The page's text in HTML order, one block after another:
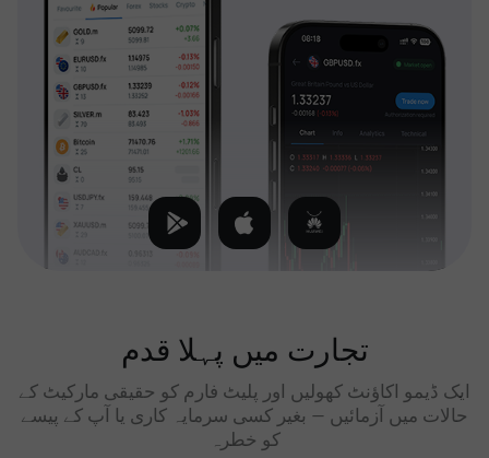
تجارت میں پہلا قدم
ایک ڈیمو اکاؤنٹ کھولیں اور پلیٹ فارم کو حقیقی مارکیٹ کے
حالات میں آزمائیں — بغیر کسی سرمایہ کاری یا آپ کے پیسے
کو خطرہ